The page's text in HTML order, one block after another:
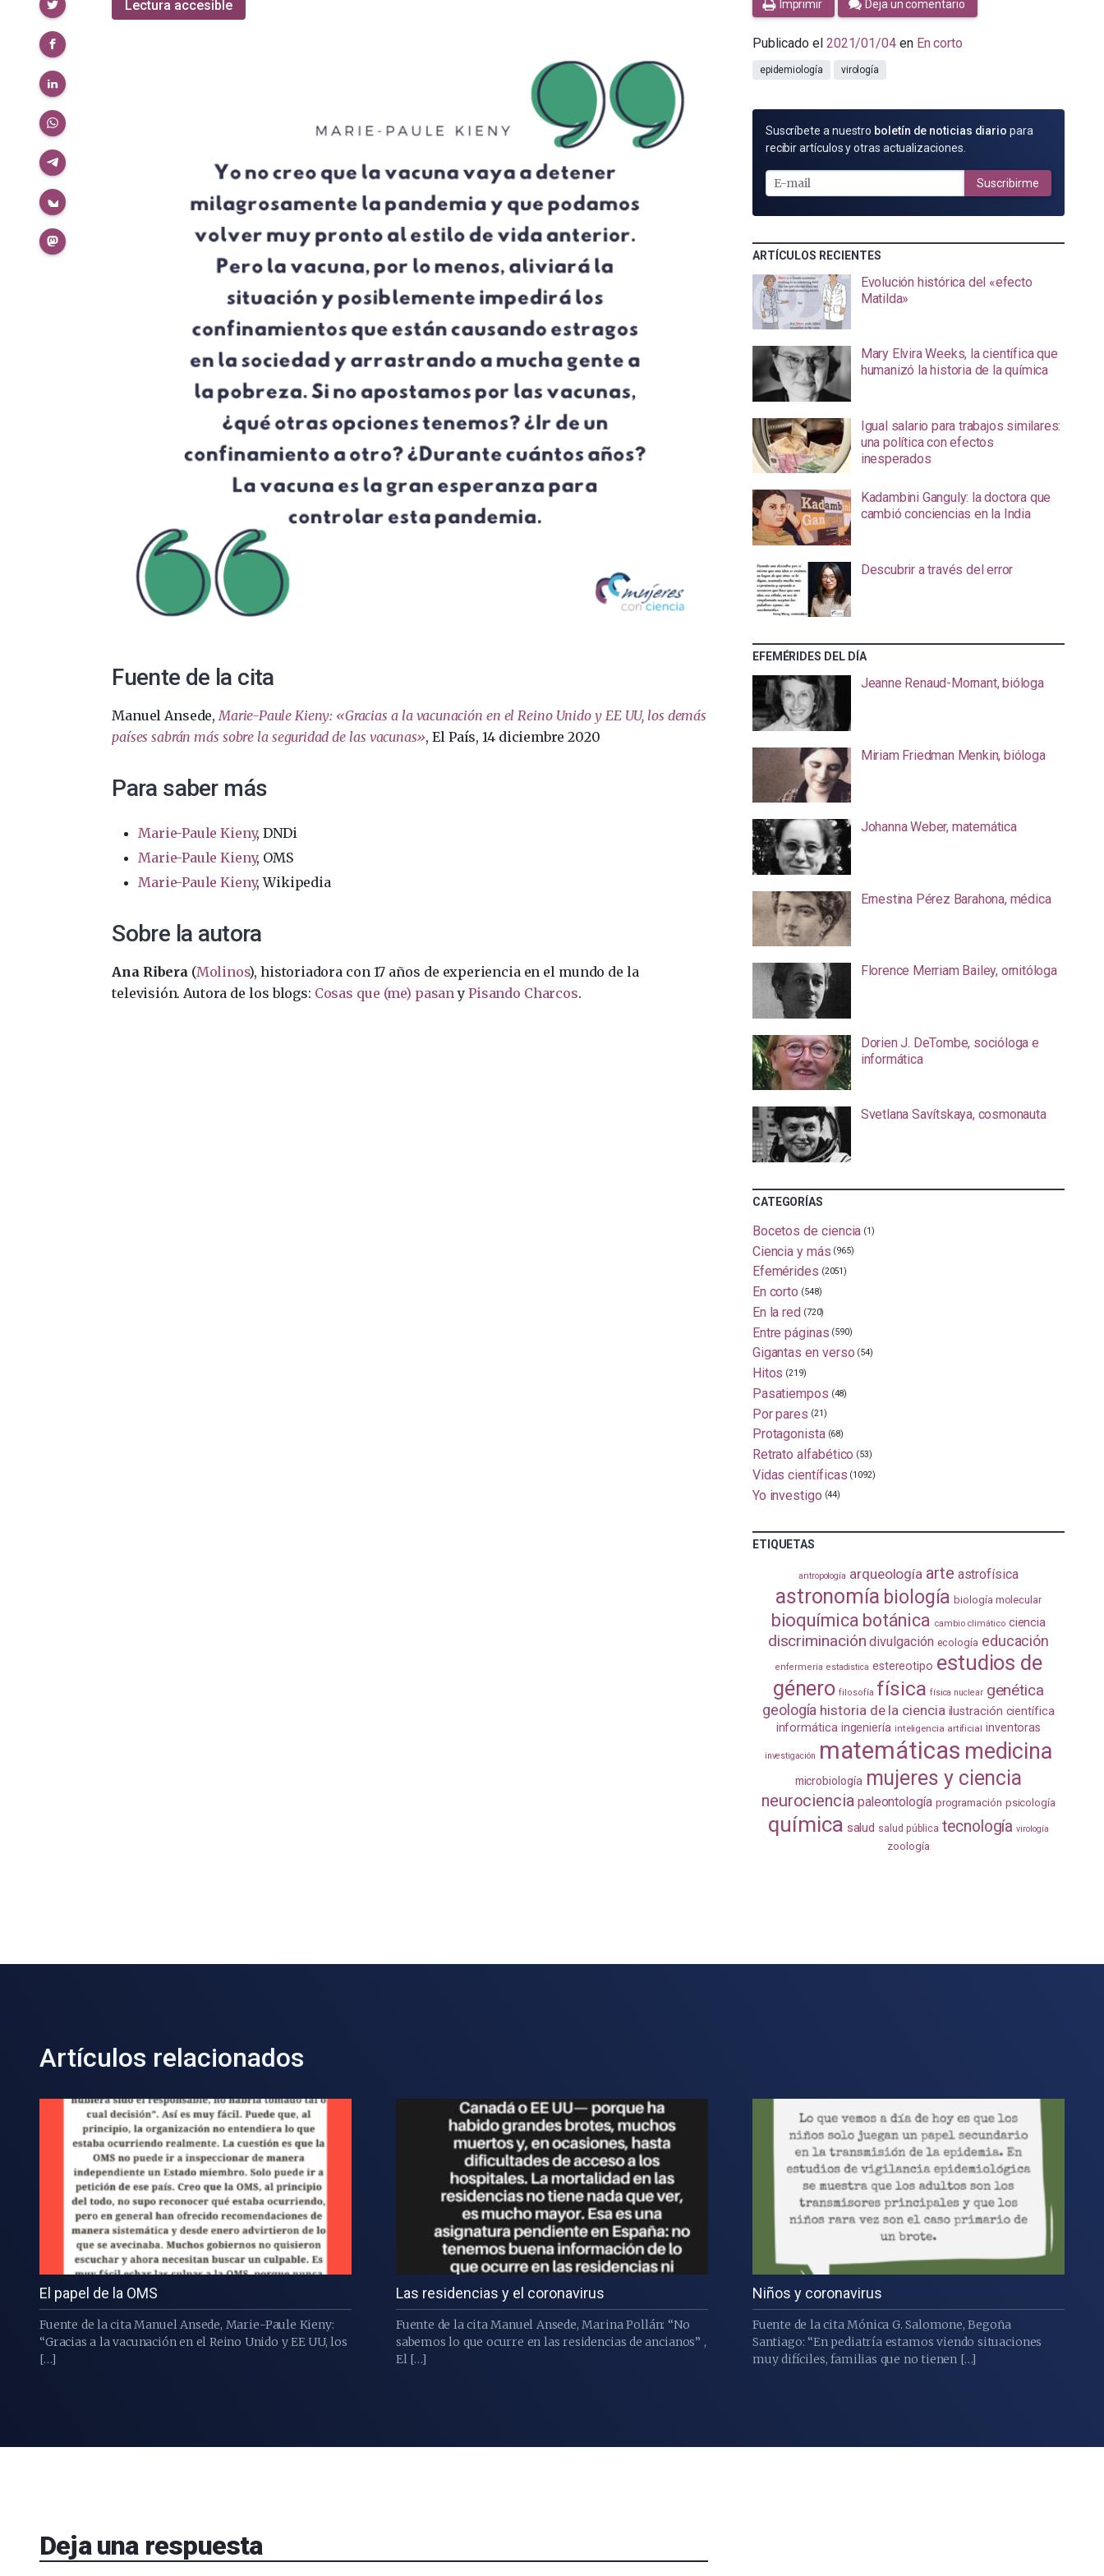
Lectura accesible
Fuente de la cita
Manuel Ansede, Marie-Paule Kieny: «Gracias a la vacunación en el Reino Unido y EE UU, los demás
países sabrán más sobre la seguridad de las vacunas», El País, 14 diciembre 2020
Para saber más
Marie-Paule Kieny, DNDi
Marie-Paule Kieny, OMS
Marie-Paule Kieny, Wikipedia
Sobre la autora
Ana Ribera (Molinos), historiadora con 17 años de experiencia en el mundo de la
televisión. Autora de los blogs: Cosas que (me) pasan yPisando Charcos.
Imprimir Deja un comentario
Publicado el 2021/01/04 en En corto
epidemiología virología
SUSCRÍBETE
POR
MAIL
Suscríbete a nuestro boletín de noticias diario para
recibir artículos y otras actualizaciones.
Suscribirme
ARTÍCULOS RECIENTES
Evolución histórica del «efecto
Matilda»
Mary Elvira Weeks, la científica que
humanizó la historia de la química
Igual salario para trabajos similares:
una política con efectos
inesperados
Kadambini Ganguly: la doctora que
cambió conciencias en la India
Descubrir a través del error
EFEMÉRIDES DEL DÍA
Jeanne Renaud-Mornant, bióloga
Miriam Friedman Menkin, bióloga
Johanna Weber, matemática
Ernestina Pérez Barahona, médica
Florence Merriam Bailey, ornitóloga
Dorien J. DeTombe, socióloga e
informática
Svetlana Savítskaya, cosmonauta
CATEGORÍAS
Bocetos de ciencia (1)
Ciencia y más (965)
Efemérides (2051)
En corto (548)
En la red (720)
Entre páginas (590)
Gigantas en verso (54)
Hitos (219)
Pasatiempos (48)
Por pares (21)
Protagonista (68)
Retrato alfabético (53)
Vidas científicas (1092)
Yo investigo (44)
ETIQUETAS
antropología arqueología arte astrofísica
astronomía biología biología molecular
bioquímica botánica cambio climático ciencia
discriminación divulgación ecología educación
enfermería estadistica estereotipo estudios de
género filosofía física física nuclear genética
geología historia de la ciencia ilustración científica
informática ingeniería inteligencia artificial inventoras
investigación matemáticas medicina
microbiología mujeres y ciencia
neurociencia paleontología programación psicología
química salud salud pública tecnología virología
zoología
Artículos relacionados
El papel de la OMS
Fuente de la cita Manuel Ansede, Marie-Paule Kieny:
“Gracias a la vacunación en el Reino Unido y EE UU, los
[…]
Las residencias y el coronavirus
Fuente de la cita Manuel Ansede, Marina Pollán: “No
sabemos lo que ocurre en las residencias de ancianos” ,
El […]
Niños y coronavirus
Fuente de la cita Mónica G. Salomone, Begoña
Santiago: “En pediatría estamos viendo situaciones
muy difíciles, familias que no tienen […]
Deja una respuesta